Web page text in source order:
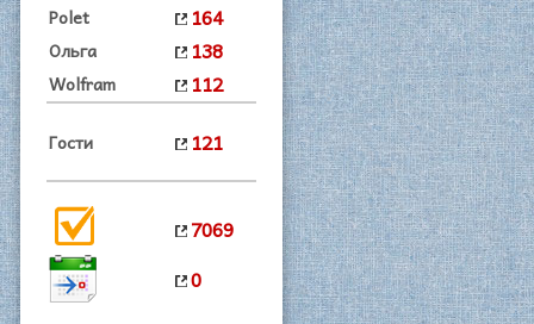
Polet 164
Ольга 138
Wolfram 112
Гости 121
7069
0